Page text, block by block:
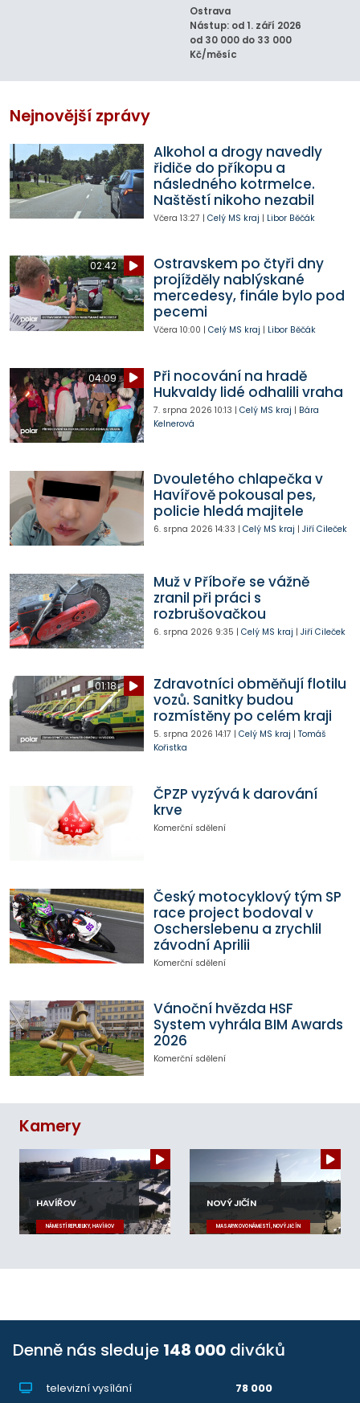
Ostrava
Nástup: od 1. září 2026
od 30 000 do 33 000
Kč/měsíc
Nejnovější zprávy
Alkohol a drogy navedly
řidiče do příkopu a
následného kotrmelce.
Naštěstí nikoho nezabil
Včera 13:27 | Celý MS kraj | Libor Běčák
02:42
Ostravskem po čtyři dny
projížděly nablýskané
mercedesy, finále bylo pod
pecemi
Včera 10:00 | Celý MS kraj | Libor Běčák
04:09
Při nocování na hradě
Hukvaldy lidé odhalili vraha
7. srpna 2026 10:13 | Celý MS kraj | Bára
Kelnerová
Dvouletého chlapečka v
Havířově pokousal pes,
policie hledá majitele
6. srpna 2026 14:33 | Celý MS kraj | Jiří Cileček
Muž v Příboře se vážně
zranil při práci s
rozbrušovačkou
6. srpna 2026 9:35 | Celý MS kraj | Jiří Cileček
01:18
Zdravotníci obměňují flotilu
vozů. Sanitky budou
rozmístěny po celém kraji
5. srpna 2026 14:17 | Celý MS kraj | Tomáš
Kořistka
ČPZP vyzývá k darování
krve
Komerční sdělení
Český motocyklový tým SP
race project bodoval v
Oscherslebenu a zrychlil
závodní Aprilii
Komerční sdělení
Vánoční hvězda HSF
System vyhrála BIM Awards
2026
Komerční sdělení
Kamery
HAVÍŘOV
NÁMĚSTÍ REPUBLIKY, HAVÍŘOV
NOVÝ JIČÍN
MASARYKOVO NÁMĚSTÍ, NOVÝ JIČÍN
Denně nás sleduje 148 000 diváků
televizní vysílání
78 000